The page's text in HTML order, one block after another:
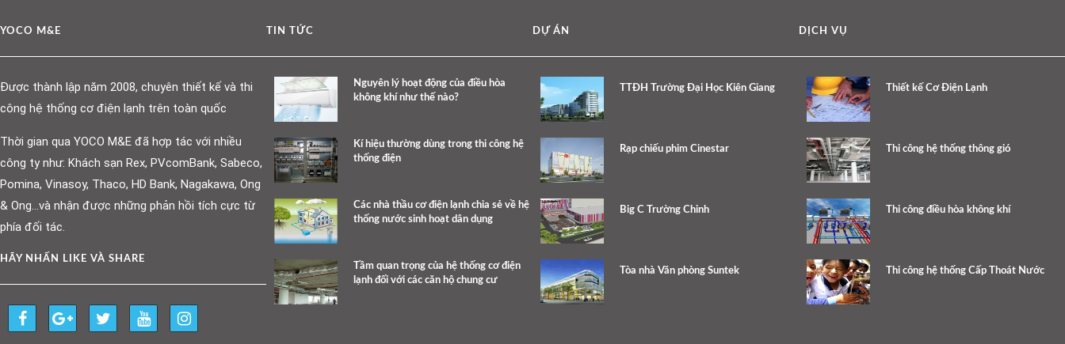
YOCO M&E
Được thành lập năm 2008, chuyên thiết kế và thi
công hệ thống cơ điện lạnh trên toàn quốc
Thời gian qua YOCO M&E đã hợp tác với nhiều
công ty như: Khách sạn Rex, PVcomBank, Sabeco,
Pomina, Vinasoy, Thaco, HD Bank, Nagakawa, Ong
& Ong…và nhận được những phản hồi tích cực từ
phía đối tác.
HÃY NHẤN LIKE VÀ SHARE
TIN TỨC
Nguyên lý hoạt động của điều hòa
không khí như thế nào?
Kí hiệu thường dùng trong thi công hệ
thống điện
Các nhà thầu cơ điện lạnh chia sẻ về hệ
thống nước sinh hoạt dân dụng
Tầm quan trọng của hệ thống cơ điện
lạnh đối với các căn hộ chung cư
DỰ ÁN
TTĐH Trường Đại Học Kiên Giang
Rạp chiếu phim Cinestar
Big C Trường Chinh
Tòa nhà Văn phòng Suntek
DỊCH VỤ
Thiết kế Cơ Điện Lạnh
Thi công hệ thống thông gió
Thi công điều hòa không khí
Thi công hệ thống Cấp Thoát Nước